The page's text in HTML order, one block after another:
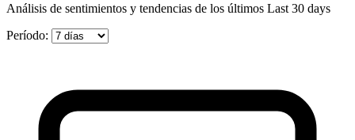
Análisis de sentimientos y tendencias de los últimos Last 30 days
Período: